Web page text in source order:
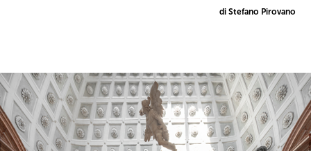
di Stefano Pirovano